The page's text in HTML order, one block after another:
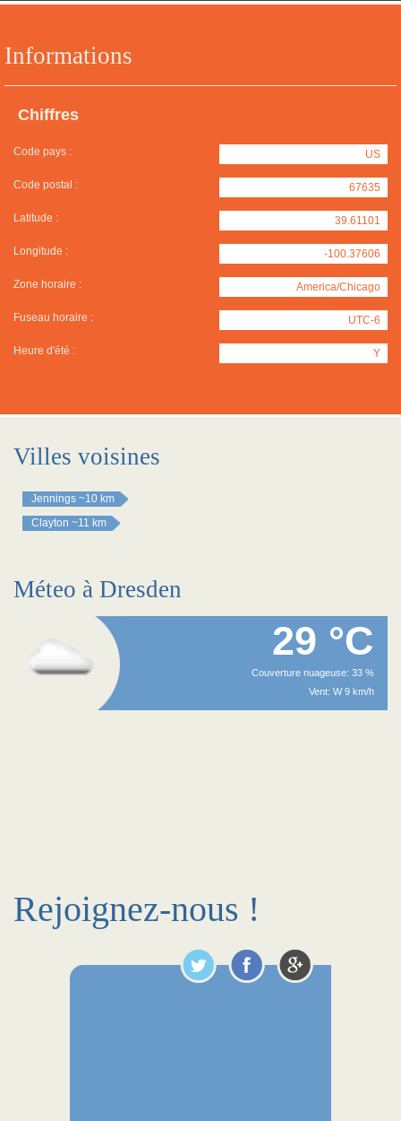
Informations
Chiffres
Code pays : US
Code postal : 67635
Latitude : 39.61101
Longitude : -100.37606
Zone horaire : America/Chicago
Fuseau horaire : UTC-6
Heure d'été : Y
Villes voisines
Jennings ~10 km
Clayton ~11 km
Méteo à Dresden
29 °C
Couverture nuageuse: 33 %
Vent: W 9 km/h
Rejoignez-nous !